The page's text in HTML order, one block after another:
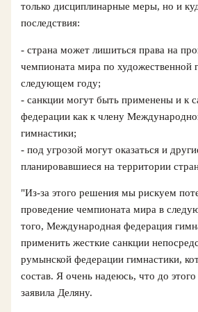
только дисциплинарные меры, но и
последствия:
- страна может лишиться права на
чемпионата мира по художественной
следующем году;
- санкции могут быть применены и к
федерации как к члену
гимнастики;
- под угрозой могут оказаться и
планировавшиеся на территории
"Из-за этого решения мы рискуем
проведение чемпионата мира в
того, Международная федерация
применить жесткие санкции
румынской федерации гимнастики,
состав. Я очень надеюсь, что до
заявила Деляну.